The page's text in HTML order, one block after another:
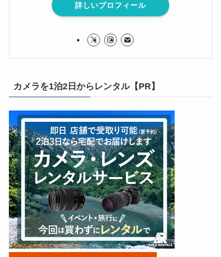
詳しいプロフィール
カメラを1泊2日からレンタル【PR】